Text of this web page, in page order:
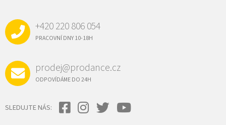
+420 220 806 054
PRACOVNÍ DNY 10-18H
prodej@prodance.cz
ODPOVÍDÁME DO 24H
SLEDUJTE NÁS: